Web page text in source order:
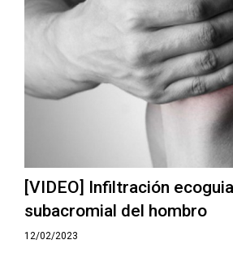
[VIDEO] Infiltración
subacromial del hombro
12/02/2023